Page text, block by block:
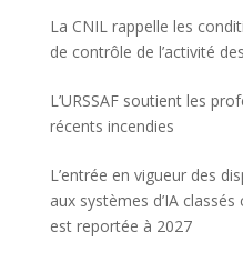
La CNIL rappelle les
de contrôle de l’activité
L’URSSAF soutient les
récents incendies
L’entrée en vigueur des
aux systèmes d’IA
est reportée à 2027